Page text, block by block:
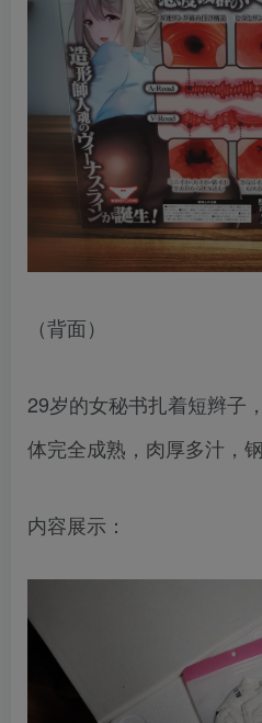
（背面）
29岁的女秘书扎着短辫子
体完全成熟，肉厚多汁，
内容展示：